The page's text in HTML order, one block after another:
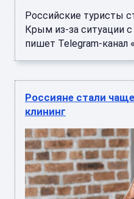
Российские туристы
Крым из-за ситуации
пишет Telegram-канал
Россияне стали
клининг